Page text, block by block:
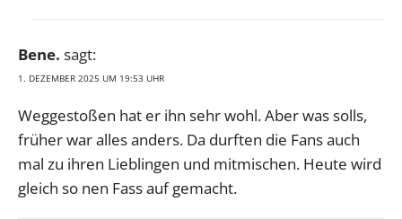
Bene. sagt:
1. DEZEMBER 2025 UM 19:53 UHR
Weggestoßen hat er ihn sehr wohl. Aber was solls,
früher war alles anders. Da durften die Fans auch
mal zu ihren Lieblingen und mitmischen. Heute wird
gleich so nen Fass auf gemacht.